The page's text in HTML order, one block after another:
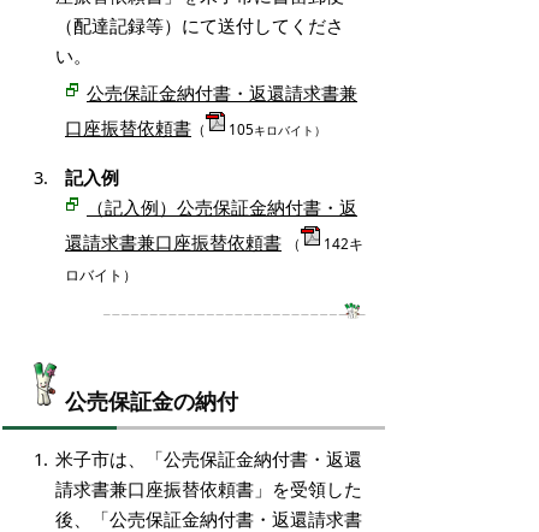
（配達記録等）にて送付してくださ
い。
公売保証金納付書・返還請求書兼
口座振替依頼書 （ 105キロバイト）
記入例
（記入例）公売保証金納付書・返
還請求書兼口座振替依頼書
（
142キ
ロバイト）
公売保証金の納付
米子市は、「公売保証金納付書・返還
請求書兼口座振替依頼書」を受領した
後、「公売保証金納付書・返還請求書